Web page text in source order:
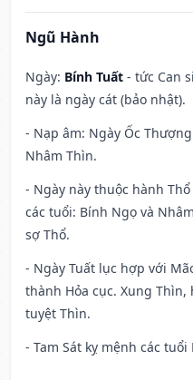
Ngũ Hành
Ngày: Bính Tuất - tức Can
này là ngày cát (bảo nhật).
- Nạp âm: Ngày Ốc
Nhâm Thìn.
- Ngày này thuộc hành
các tuổi: Bính Ngọ và
sợ Thổ.
- Ngày Tuất lục hợp với
thành Hỏa cục. Xung
tuyệt Thìn.
- Tam Sát kỵ mệnh các